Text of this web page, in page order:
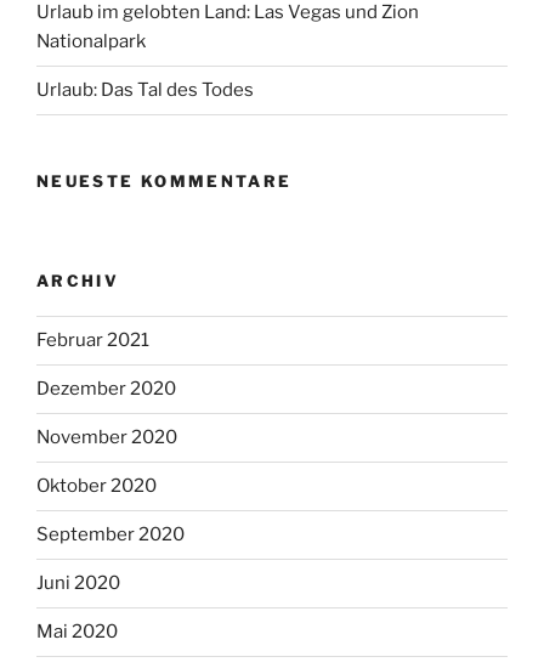
Urlaub im gelobten Land: Las Vegas und Zion
Nationalpark
Urlaub: Das Tal des Todes
NEUESTE KOMMENTARE
ARCHIV
Februar 2021
Dezember 2020
November 2020
Oktober 2020
September 2020
Juni 2020
Mai 2020